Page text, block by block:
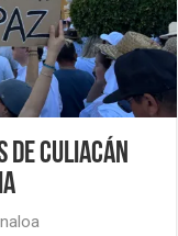
de Culiacán